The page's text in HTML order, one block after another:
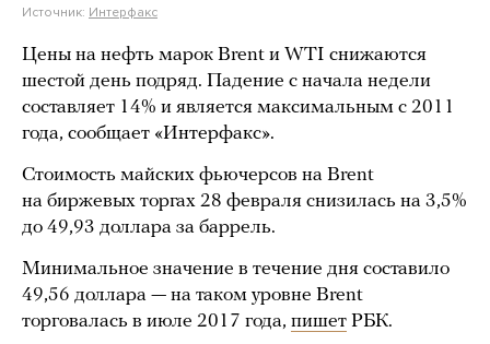
Источник: Интерфакс
Цены на нефть марок Brent и WTI снижаются
шестой день подряд. Падение с начала недели
составляет 14% и является максимальным с 2011
года, сообщает «Интерфакс».
Стоимость майских фьючерсов на Brent
на биржевых торгах 28 февраля снизилась на 3,5%
до 49,93 доллара за баррель.
Минимальное значение в течение дня составило
49,56 доллара — на таком уровне Brent
торговалась в июле 2017 года, пишет РБК.